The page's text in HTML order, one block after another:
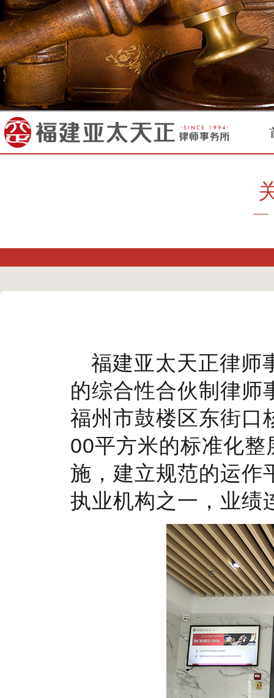
福建亚太天正律师
的综合性合伙制律师
福州市鼓楼区东街口
00平方米的标准化
施，建立规范的运作
执业机构之一，业绩